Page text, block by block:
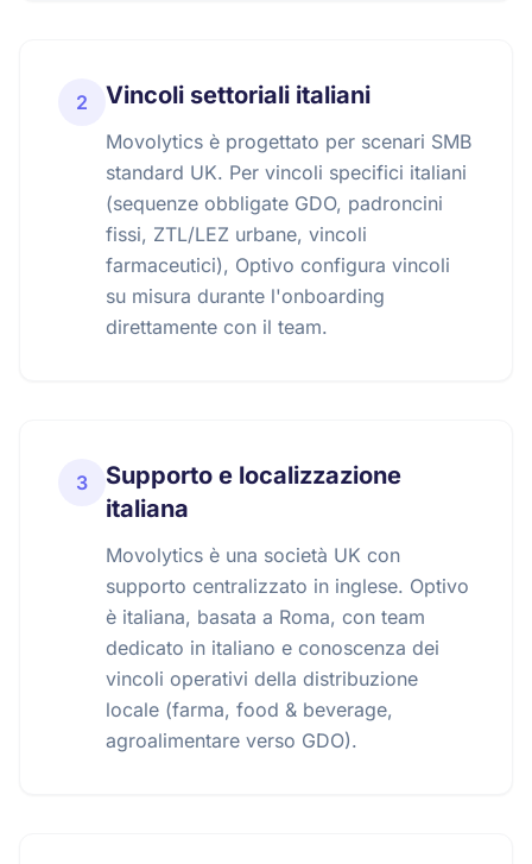
2 Vincoli settoriali italiani
Movolytics è progettato per scenari SMB
standard UK. Per vincoli specifici italiani
(sequenze obbligate GDO, padroncini
fissi, ZTL/LEZ urbane, vincoli
farmaceutici), Optivo configura vincoli
su misura durante l'onboarding
direttamente con il team.
3
Supporto e localizzazione
italiana
Movolytics è una società UK con
supporto centralizzato in inglese. Optivo
è italiana, basata a Roma, con team
dedicato in italiano e conoscenza dei
vincoli operativi della distribuzione
locale (farma, food & beverage,
agroalimentare verso GDO).